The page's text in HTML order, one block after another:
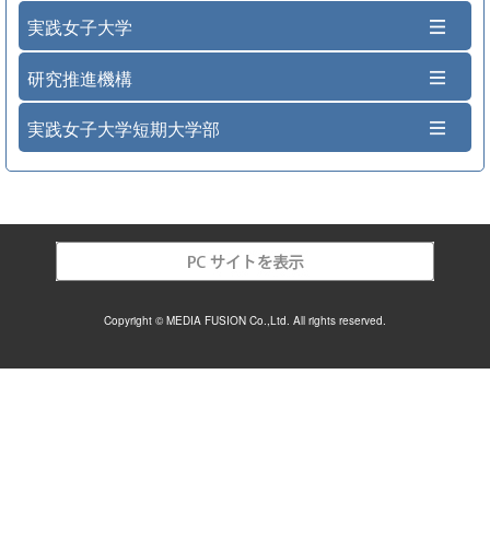
実践女子大学
研究推進機構
実践女子大学短期大学部
Copyright © MEDIA FUSION Co.,Ltd. All rights reserved.